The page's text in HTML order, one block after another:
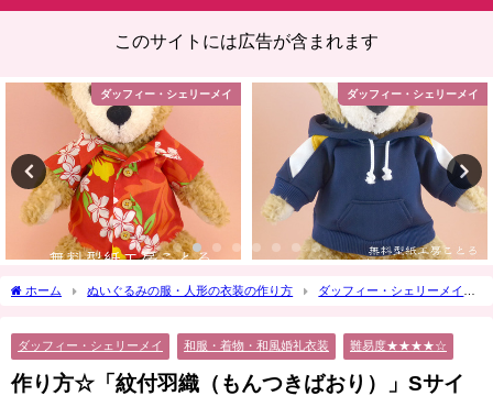
このサイトには広告が含まれます
ダッフィー・シェリーメイ エコクラフト
ホーム ぬいぐるみの服・人形の衣装の作り方
ダッフィー・シェリーメイ
ダッフィー・シェリーメイ 和服・着物・和風婚礼衣装 難易度★★★★☆
作り方☆「紋付羽織（もんつきばおり）」Sサイ